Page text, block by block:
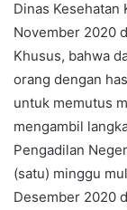
Dinas Kesehatan
November 2020
Khusus, bahwa
orang dengan
untuk memutus
mengambil
Pengadilan
(satu) minggu
Desember 2020